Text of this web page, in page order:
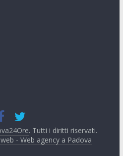
. Tutti i diritti riservati.
- Web agency a Padova